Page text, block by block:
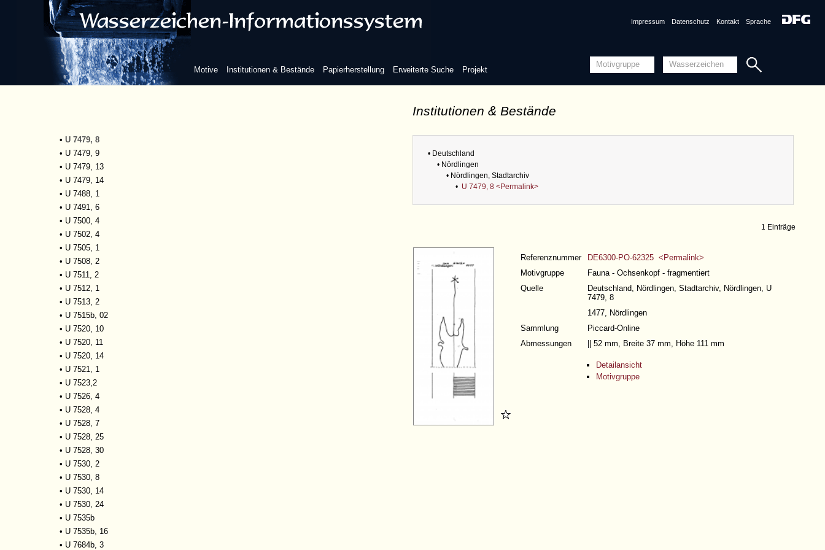
Motive Institutionen & Bestände Papierherstellung Erweiterte Suche Projekt
Impressum Datenschutz Kontakt Sprache
Institutionen & Bestände
•U 7463, 2
•U 7465, 17
•U 7471, 4
•U 7472, 4
•U 7472, 5
•U 7473a, 4
•U 7473a, 9
• U 7479, 8
• U 7479, 9
• U 7479, 13
• U 7479, 14
• U 7488, 1
• U 7491, 6
• U 7500, 4
• U 7502, 4
• U 7505, 1
• U 7508, 2
• U 7511, 2
• U 7512, 1
• U 7513, 2
• U 7515b, 02
• U 7520, 10
• U 7520, 11
• U 7520, 14
• U 7521, 1
• U 7523,2
• U 7526, 4
• U 7528, 4
• U 7528, 7
• U 7528, 25
• U 7528, 30
• U 7530, 2
• U 7530, 8
• U 7530, 14
• U 7530, 24
• U 7535b
• U 7535b, 16
• U 7684b, 3
• Deutschland
• Nördlingen
• Nördlingen, Stadtarchiv
• U 7479, 8 <Permalink>
1 Einträge
Referenznummer
DE6300-PO-62325 <Permalink>
Motivgruppe
Fauna - Ochsenkopf - fragmentiert
Quelle
Deutschland, Nördlingen, Stadtarchiv, Nördlingen, U
7479, 8
1477, Nördlingen
Sammlung
Piccard-Online
Abmessungen
|| 52 mm, Breite 37 mm, Höhe 111 mm
Detailansicht
Motivgruppe